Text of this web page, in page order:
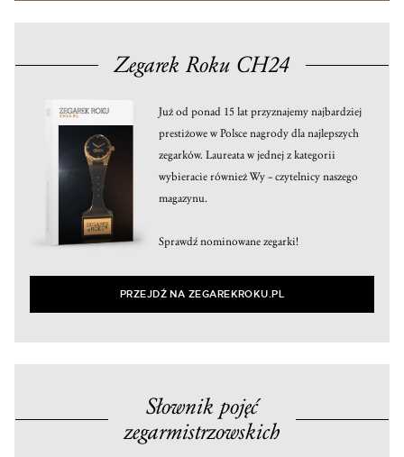
Zegarek Roku CH24
Już od ponad 15 lat przyznajemy najbardziej
prestiżowe w Polsce nagrody dla najlepszych
zegarków. Laureata w jednej z kategorii
wybieracie również Wy – czytelnicy naszego
magazynu.
Sprawdź nominowane zegarki!
PRZEJDŹ NA ZEGAREKROKU.PL
Słownik pojęć
zegarmistrzowskich